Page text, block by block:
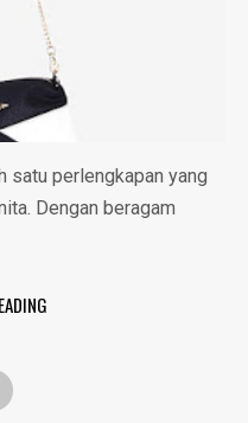
satu perlengkapan yang
Dengan beragam